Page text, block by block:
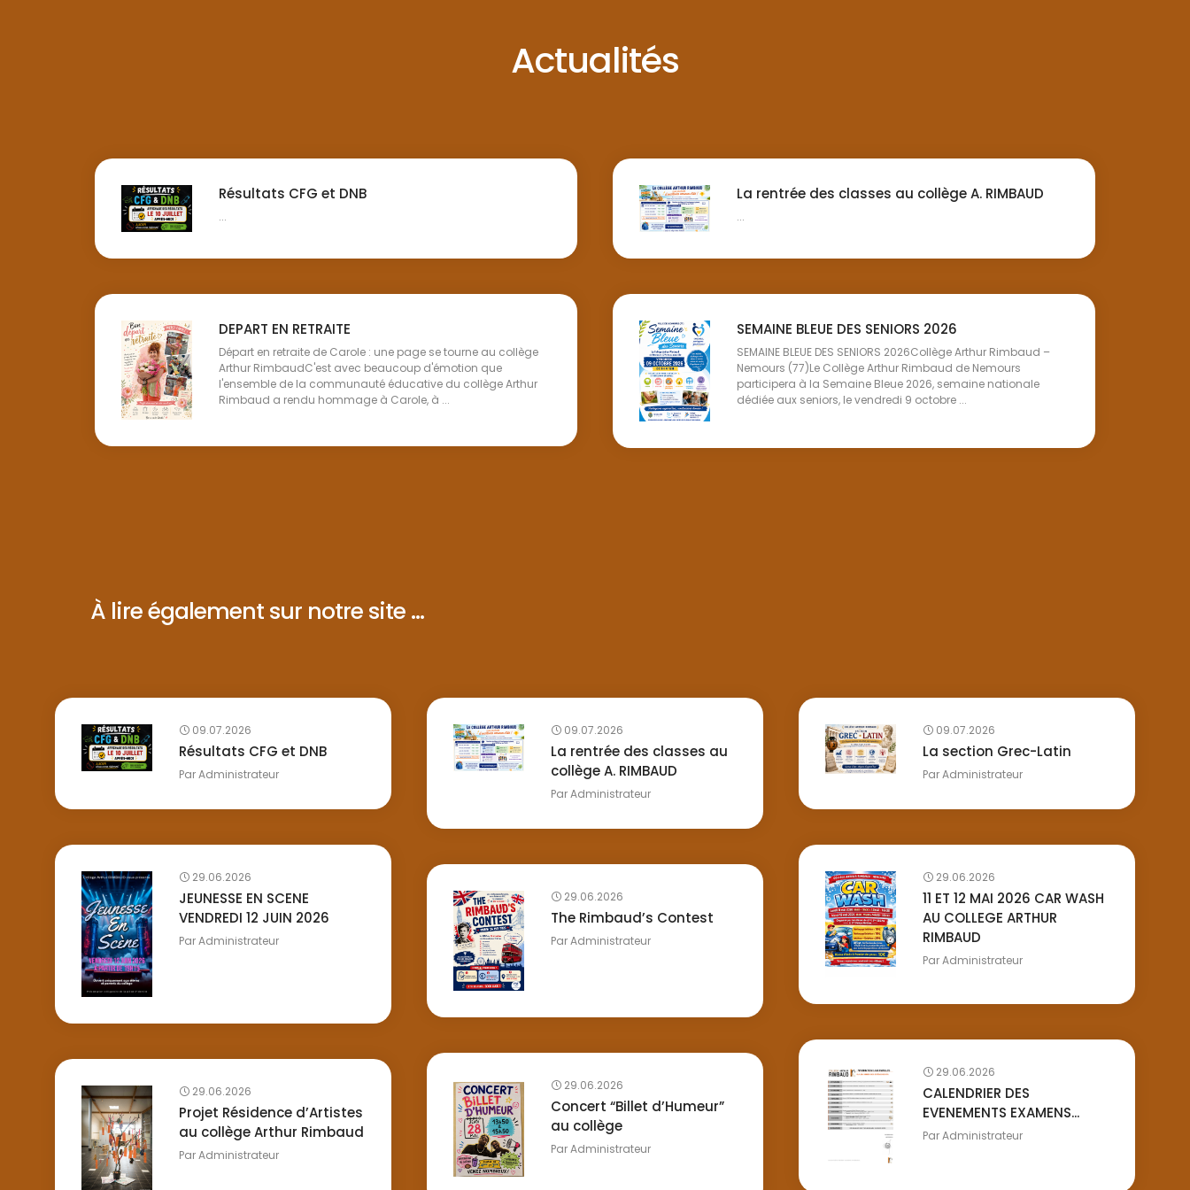
Actualités
Résultats CFG et DNB
...
La rentrée des classes au collège A. RIMBAUD
...
DEPART EN RETRAITE
Départ en retraite de Carole : une page se tourne au collège
Arthur RimbaudC'est avec beaucoup d'émotion que
l'ensemble de la communauté éducative du collège Arthur
Rimbaud a rendu hommage à Carole, à ...
SEMAINE BLEUE DES SENIORS 2026
SEMAINE BLEUE DES SENIORS 2026Collège Arthur Rimbaud –
Nemours (77)Le Collège Arthur Rimbaud de Nemours
participera à la Semaine Bleue 2026, semaine nationale
dédiée aux seniors, le vendredi 9 octobre ...
À lire également sur notre site ...
09.07.2026
Résultats CFG et DNB
ParAdministrateur
09.07.2026
La rentrée des classes au
collège A. RIMBAUD
ParAdministrateur
09.07.2026
La section Grec-Latin
ParAdministrateur
29.06.2026
JEUNESSE EN SCENE
VENDREDI 12 JUIN 2026
ParAdministrateur
29.06.2026
11 ET 12 MAI 2026 CAR WASH
AU COLLEGE ARTHUR
RIMBAUD
ParAdministrateur
29.06.2026
The Rimbaud’s Contest
ParAdministrateur
29.06.2026
CALENDRIER DES
EVENEMENTS EXAMENS...
ParAdministrateur
29.06.2026
Concert “Billet d’Humeur”
au collège
ParAdministrateur
29.06.2026
Projet Résidence d’Artistes
au collège Arthur Rimbaud
ParAdministrateur